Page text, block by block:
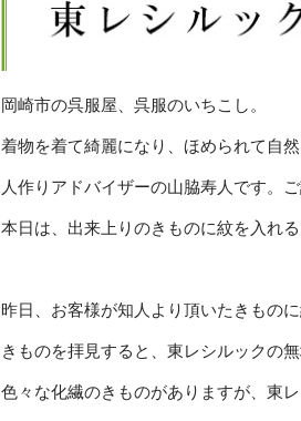
岡崎市の呉服屋、呉服のいちこし。
着物を着て綺麗になり、ほめられて自然
人作りアドバイザーの山脇寿人です。
本日は、出来上りのきものに紋を入れる
昨日、お客様が知人より頂いたきもの
きものを拝見すると、東レシルックの
色々な化繊のきものがありますが、東